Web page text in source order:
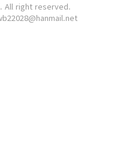
All right reserved.